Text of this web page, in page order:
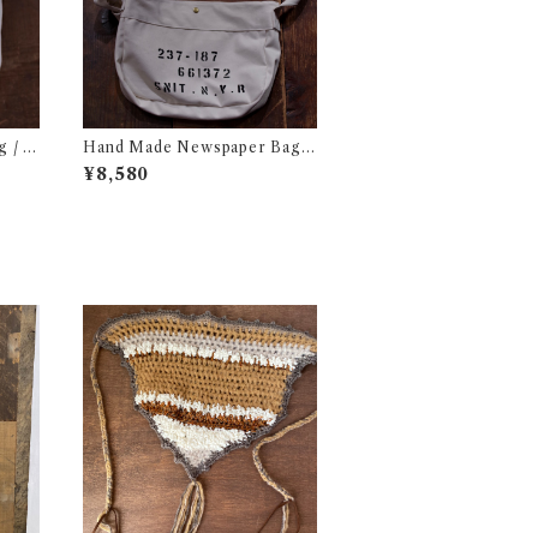
/ ハ
Hand Made Newspaper Bag #
3 / ハンド メイド ニュースペーパ
ー バック
¥8,580